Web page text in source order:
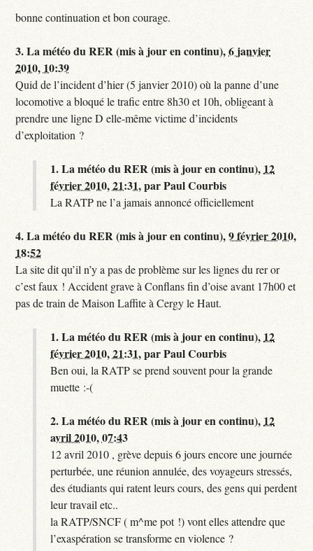
bonne continuation et bon courage.
3.La météo du RER (mis à jour en continu),6 janvier
2010, 10:39
Quid de l’incident d’hier (5 janvier 2010) où la panne d’une
locomotive a bloqué le trafic entre 8h30 et 10h, obligeant à
prendre une ligne D elle-même victime d’incidents
d’exploitation ?
1.La météo du RER (mis à jour en continu), 12
février 2010, 21:31,parPaul Courbis
La RATP ne l’a jamais annoncé officiellement
4.La météo du RER (mis à jour en continu),9 février 2010,
18:52
La site dit qu’il n’y a pas de problème sur les lignes du rer or
c’est faux ! Accident grave à Conflans fin d’oise avant 17h00 et
pas de train de Maison Laffite à Cergy le Haut.
1.La météo du RER (mis à jour en continu), 12
février 2010, 21:31,parPaul Courbis
Ben oui, la RATP se prend souvent pour la grande
muette :-(
2.La météo du RER (mis à jour en continu), 12
avril 2010, 07:43
12 avril 2010 , grève depuis 6 jours encore une journée
perturbée, une réunion annulée, des voyageurs stressés,
des étudiants qui ratent leurs cours, des gens qui perdent
leur travail etc..
la RATP/SNCF ( m^me pot !) vont elles attendre que
l’exaspération se transforme en violence ?